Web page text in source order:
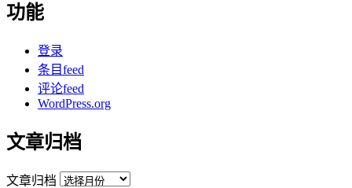
功能
登录
条目feed
评论feed
WordPress.org
文章归档
文章归档